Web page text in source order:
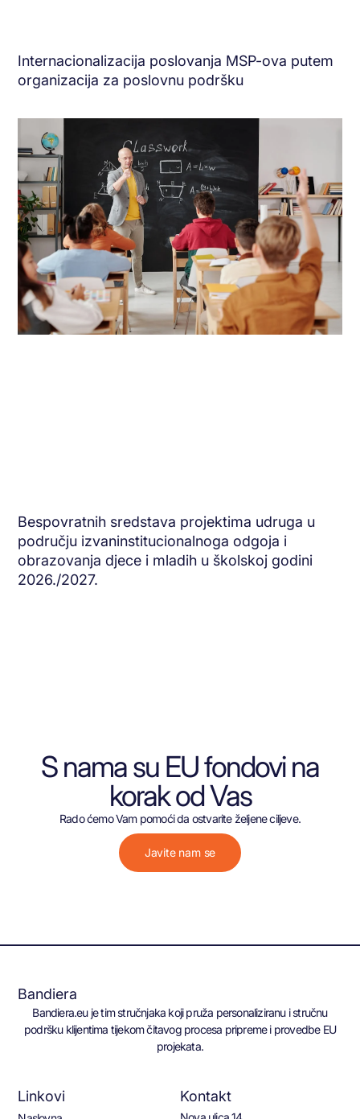
Internacionalizacija poslovanja MSP-ova putem
organizacija za poslovnu podršku
Bespovratnih sredstava projektima udruga u
području izvaninstitucionalnoga odgoja i
obrazovanja djece i mladih u školskoj godini
2026./2027.
S nama su EU fondovi na
korak od Vas
Rado ćemo Vam pomoći da ostvarite željene ciljeve.
Javite nam se
Bandiera
Bandiera.eu je tim stručnjaka koji pruža personaliziranu i stručnu
podršku klijentima tijekom čitavog procesa pripreme i provedbe EU
projekata.
Linkovi Kontakt